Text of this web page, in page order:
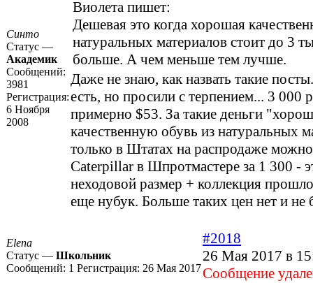
Синто
Статус —
Академик
Сообщений:
3981
Регистрация:
6 Ноября
2008
Виолета пишет:
Дешевая это когда хорошая
натуральных материалов стоит до 3
больше. А чем меньше тем лучше.
Даже не знаю, как назвать такие
есть, но просили с терпением... 3 000
примерно $53. За такие деньги
качественную обувь из натуральных
только в Штатах на распродаже
Caterpillar в Шпротмастере за 1 300 -
неходовой размер + коллекция
еще нубук. Больше таких цен нет и не
Elena
Статус — Школьник
Сообщений: 1 Регистрация: 26 Мая 2017
#2018
26 Мая 2017 в
Cообщение